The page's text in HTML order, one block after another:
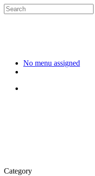
No menu assigned
Category